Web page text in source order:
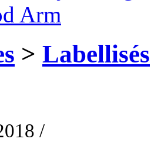
Arm
> Labellisés
/